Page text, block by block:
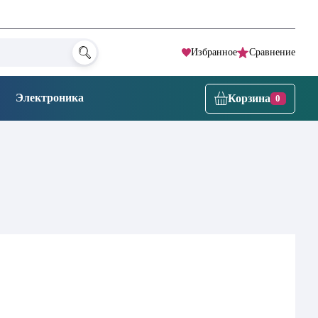
Избранное Сравнение
Электроника Корзина 0